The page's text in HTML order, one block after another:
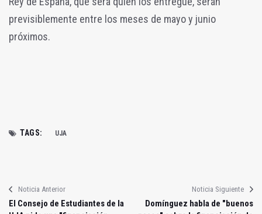
previsiblemente entre los meses de mayo y junio
próximos.
TAGS: UJA
Noticia Anterior
El Consejo de Estudiantes de la
Noticia Siguiente
Domínguez habla de "buenos